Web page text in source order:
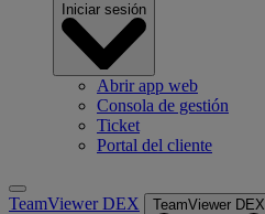
Iniciar sesión
Abrir app web
Consola de gestión
Ticket
Portal del cliente
TeamViewer DEX TeamViewer DEX